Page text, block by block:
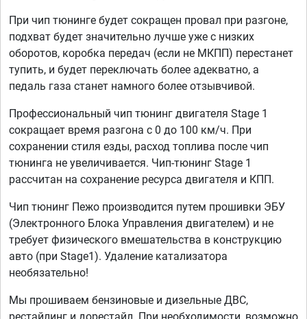
При чип тюнинге будет сокращен провал при разгоне,
подхват будет значительно лучше уже с низких
оборотов, коробка передач (если не МКПП) перестанет
тупить, и будет переключать более адекватно, а
педаль газа станет намного более отзывчивой.
Профессиональный чип тюнинг двигателя Stage 1
сокращает время разгона с 0 до 100 км/ч. При
сохранении стиля езды, расход топлива после чип
тюнинга не увеличивается. Чип-тюнинг Stage 1
рассчитан на сохранение ресурса двигателя и КПП.
Чип тюнинг Пежо производится путем прошивки ЭБУ
(Электронного Блока Управления двигателем) и не
требует физического вмешательства в конструкцию
авто (при Stage1). Удаление катализатора
необязательно!
Мы прошиваем бензиновые и дизельные ДВС,
рестайлинг и дорестайл. При необходимости, возможно